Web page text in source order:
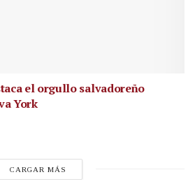
el orgullo salvadoreño
York
CARGAR MÁS